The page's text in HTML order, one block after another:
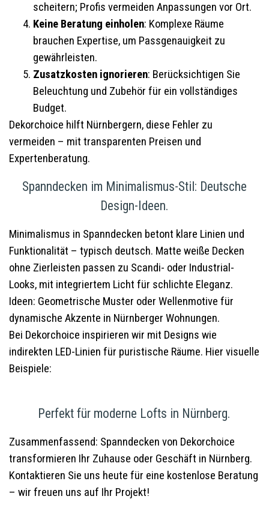
scheitern; Profis vermeiden Anpassungen vor Ort.
Keine Beratung einholen: Komplexe Räume
brauchen Expertise, um Passgenauigkeit zu
gewährleisten.
Zusatzkosten ignorieren: Berücksichtigen Sie
Beleuchtung und Zubehör für ein vollständiges
Budget.
Dekorchoice hilft Nürnbergern, diese Fehler zu
vermeiden – mit transparenten Preisen und
Expertenberatung.
Spanndecken im Minimalismus-Stil: Deutsche
Design-Ideen.
Minimalismus in Spanndecken betont klare Linien und
Funktionalität – typisch deutsch. Matte weiße Decken
ohne Zierleisten passen zu Scandi- oder Industrial-
Looks, mit integriertem Licht für schlichte Eleganz.
Ideen: Geometrische Muster oder Wellenmotive für
dynamische Akzente in Nürnberger Wohnungen.
Bei Dekorchoice inspirieren wir mit Designs wie
indirekten LED-Linien für puristische Räume. Hier visuelle
Beispiele:
Perfekt für moderne Lofts in Nürnberg.
Zusammenfassend: Spanndecken von Dekorchoice
transformieren Ihr Zuhause oder Geschäft in Nürnberg.
Kontaktieren Sie uns heute für eine kostenlose Beratung
– wir freuen uns auf Ihr Projekt!